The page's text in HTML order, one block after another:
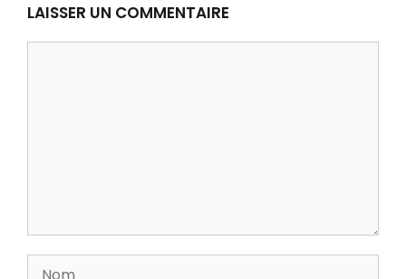
LAISSER UN COMMENTAIRE
Nom